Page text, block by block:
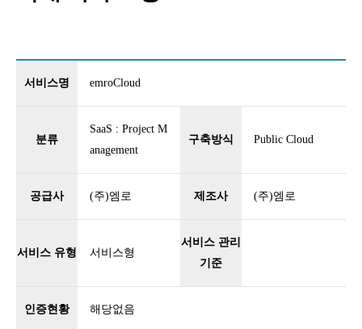
서비스명 emroCloud
분류
SaaS : Project M
anagement
구축방식 Public Cloud
공급사 (주)엠로 제조사 (주)엠로
서비스 유형 서비스형
서비스 관리
기준
인증현황 해당없음